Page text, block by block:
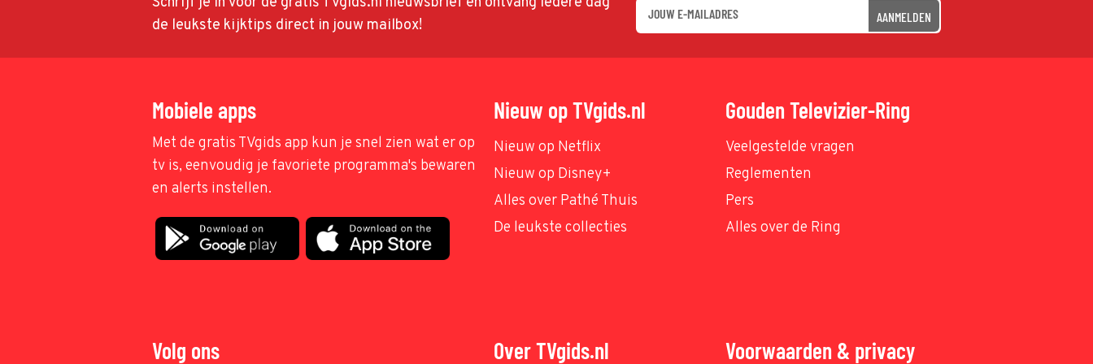
de leukste kijktips direct in jouw mailbox!
AANMELDEN
Mobiele apps
Met de gratis TVgids app kun je snel zien wat er op
tv is, eenvoudig je favoriete programma's bewaren
en alerts instellen.
Nieuw op TVgids.nl
Nieuw op Netflix
Nieuw op Disney+
Alles over Pathé Thuis
De leukste collecties
Gouden Televizier-Ring
Veelgestelde vragen
Reglementen
Pers
Alles over de Ring
Volg ons Over TVgids.nl Voorwaarden & privacy